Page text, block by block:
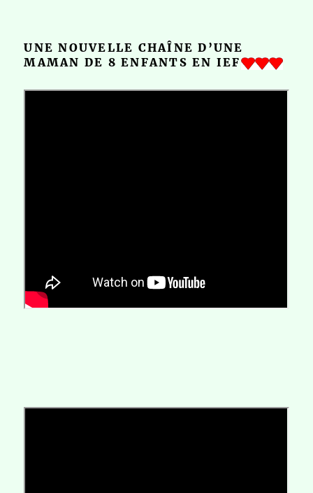
UNE NOUVELLE CHAÎNE D’UNE
MAMAN DE 8 ENFANTS EN IEF